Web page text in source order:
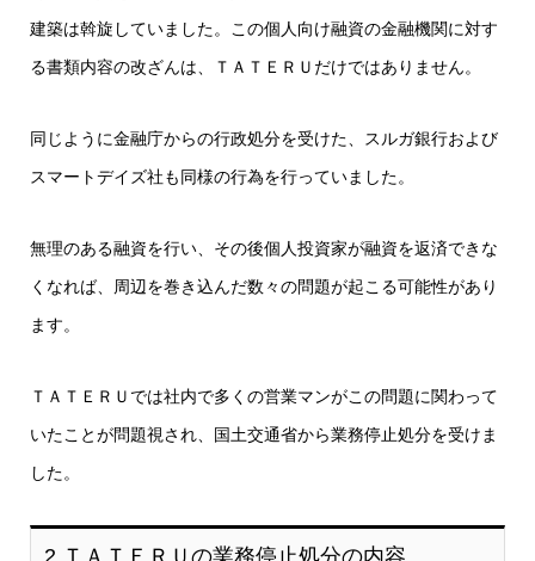
建築は斡旋していました。この個人向け融資の金融機関に対す
る書類内容の改ざんは、ＴＡＴＥＲＵだけではありません。
同じように金融庁からの行政処分を受けた、スルガ銀行および
スマートデイズ社も同様の行為を行っていました。
無理のある融資を行い、その後個人投資家が融資を返済できな
くなれば、周辺を巻き込んだ数々の問題が起こる可能性があり
ます。
ＴＡＴＥＲＵでは社内で多くの営業マンがこの問題に関わって
いたことが問題視され、国土交通省から業務停止処分を受けま
した。
2.ＴＡＴＥＲＵの業務停止処分の内容